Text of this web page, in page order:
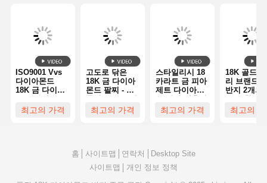
ISO9001 Vvs
다이아몬드
18K 금 다이아
보석
최고의 가격
고도로 닦은
18K 금 다이아
몬드 팔찌 - 고
최고의 가격
스타일리시 18
카라트 금 피아
제트 다이아몬
/ 약혼 다이아몬
드 보석 공장
최고의 가격
18K 골드
리 브랜드
반지 2개의
프와 검은
믹 나선형
최고의
홈 사이트맵 연락처
Desktop Site
사이트맵
개인 정보 정책